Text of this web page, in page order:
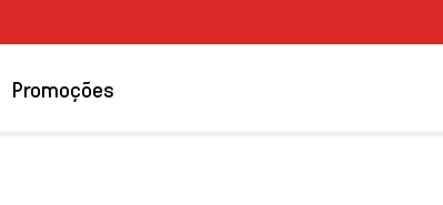
Promoções